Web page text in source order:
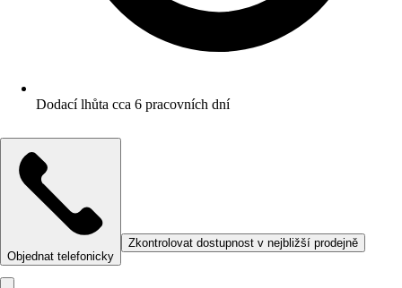
Dodací lhůta cca 6 pracovních dní
Objednat telefonicky
Zkontrolovat dostupnost v nejbližší prodejně